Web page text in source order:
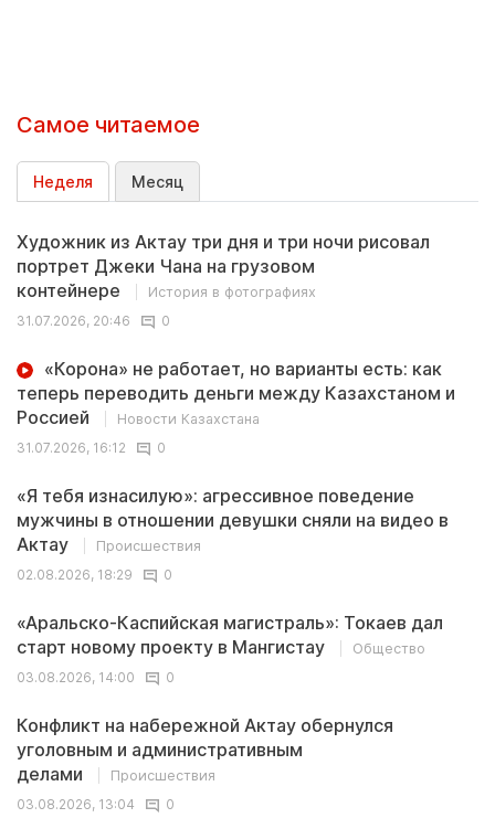
Самое читаемое
Неделя Месяц
Художник из Актау три дня и три ночи рисовал
портрет Джеки Чана на грузовом
контейнере
История в фотографиях
31.07.2026, 20:46
0
«Корона» не работает, но варианты есть: как
теперь переводить деньги между Казахстаном и
Россией
Новости Казахстана
31.07.2026, 16:12
0
«Я тебя изнасилую»: агрессивное поведение
мужчины в отношении девушки сняли на видео в
Актау
Происшествия
02.08.2026, 18:29
0
«Аральско-Каспийская магистраль»: Токаев дал
старт новому проекту в Мангистау
Общество
03.08.2026, 14:00
0
Конфликт на набережной Актау обернулся
уголовным и административным
делами
Происшествия
03.08.2026, 13:04
0